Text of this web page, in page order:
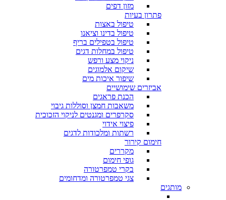
מזון דפים
פתרון בעיות
טיפול באצות
טיפול בדינו וציאנו
טיפול בטפילים בריף
טיפול במחלות דגים
ניקוי מצע ורפש
שיקום אלמוגים
שיפור איכות מים
אביזרים שימושיים
הכנת פראגים
משאבות חמצן וסוללות גיבוי
סקרפרים ומגנטים לניקוי הזכוכית
פיצוי אידוי
רשתות ומלכודות לדגים
חימום קירור
מקררים
גופי חימום
בקרי טמפרטורה
צגי טמפרטורה ומדחומים
מותגים